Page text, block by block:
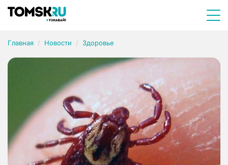
Главная Новости Здоровье